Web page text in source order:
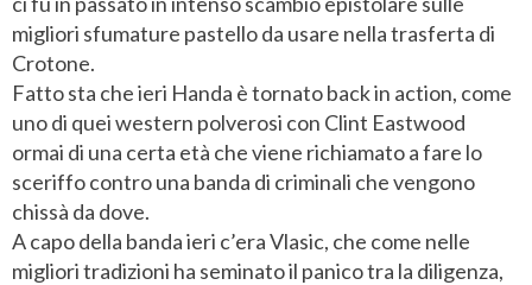
migliori sfumature pastello da usare nella trasferta di
Crotone.
Fatto sta che ieri Handa è tornato back in action, come
uno di quei western polverosi con Clint Eastwood
ormai di una certa età che viene richiamato a fare lo
sceriffo contro una banda di criminali che vengono
chissà da dove.
A capo della banda ieri c’era Vlasic, che come nelle
migliori tradizioni ha seminato il panico tra la diligenza,